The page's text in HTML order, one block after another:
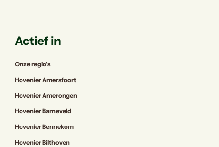
Actief in
Onze regio’s
Hovenier Amersfoort
Hovenier Amerongen
Hovenier Barneveld
Hovenier Bennekom
Hovenier Bilthoven